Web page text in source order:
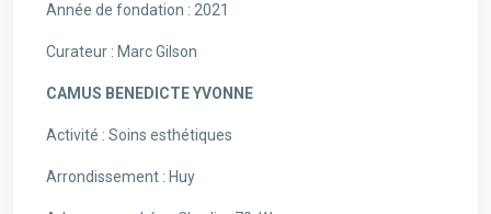
Année de fondation : 2021
Curateur : Marc Gilson
CAMUS BENEDICTE YVONNE
Activité : Soins esthétiques
Arrondissement : Huy